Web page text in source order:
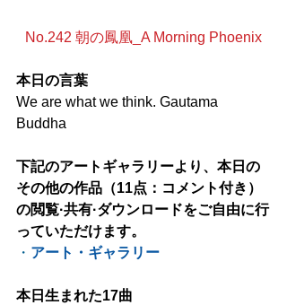
No.242 朝の鳳凰_A Morning Phoenix
本日の言葉
We are what we think. Gautama
Buddha
下記のアートギャラリーより、本日の
その他の作品（11点：コメント付き）
の閲覧·共有·ダウンロードをご自由に行
っていただけます。
・ アート・ギャラリー
本日生まれた17曲